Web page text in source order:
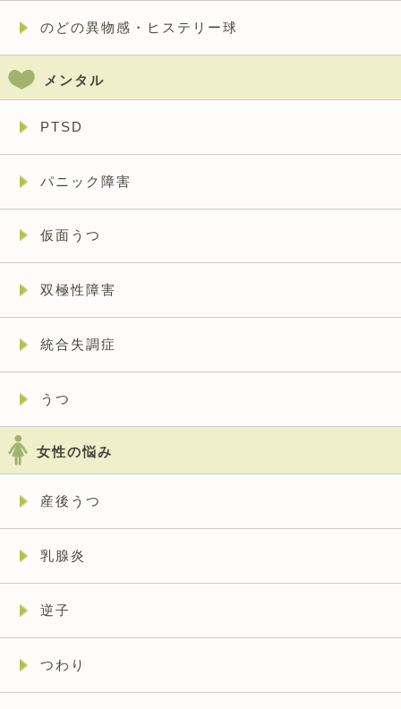
のどの異物感・ヒステリー球
メンタル
PTSD
パニック障害
仮面うつ
双極性障害
統合失調症
うつ
女性の悩み
産後うつ
乳腺炎
逆子
つわり